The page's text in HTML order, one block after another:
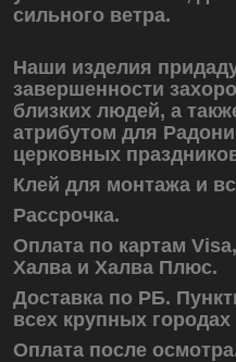
сильного ветра.
Наши изделия
завершенности
близких людей, а
атрибутом для
церковных
Клей для монтажа и
Рассрочка.
Оплата по картам
Халва и Халва Плюс.
Доставка по РБ.
всех крупных
Оплата после